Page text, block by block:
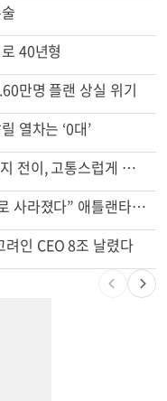
40년형
만명 플랜 상실 위기
열차는 ‘0대’
바이든 암 투병 근황…“암이 뼈까지 전이, 고통스럽게 투병 중”
“6~7분 만에 에어컨 실외기 통째로 사라졌다” 애틀랜타서 실외기 도난 급증
인 CEO 8조 날렸다